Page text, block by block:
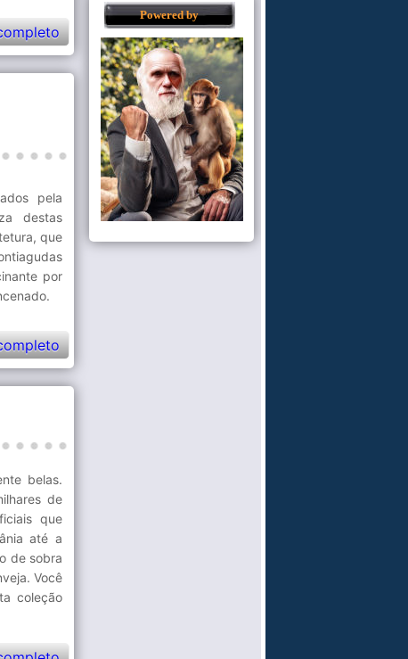
pela
destas
que
por
belas.
de
que
até a
de sobra
Você
coleção
Powered by